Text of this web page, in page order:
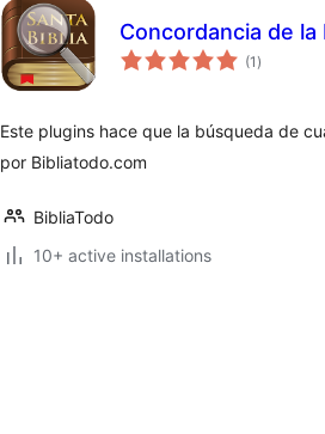
Concordancia de la
(1 total
ratings
)
Este plugins hace que la búsqueda de
por Bibliatodo.com
BibliaTodo
10+ active installations